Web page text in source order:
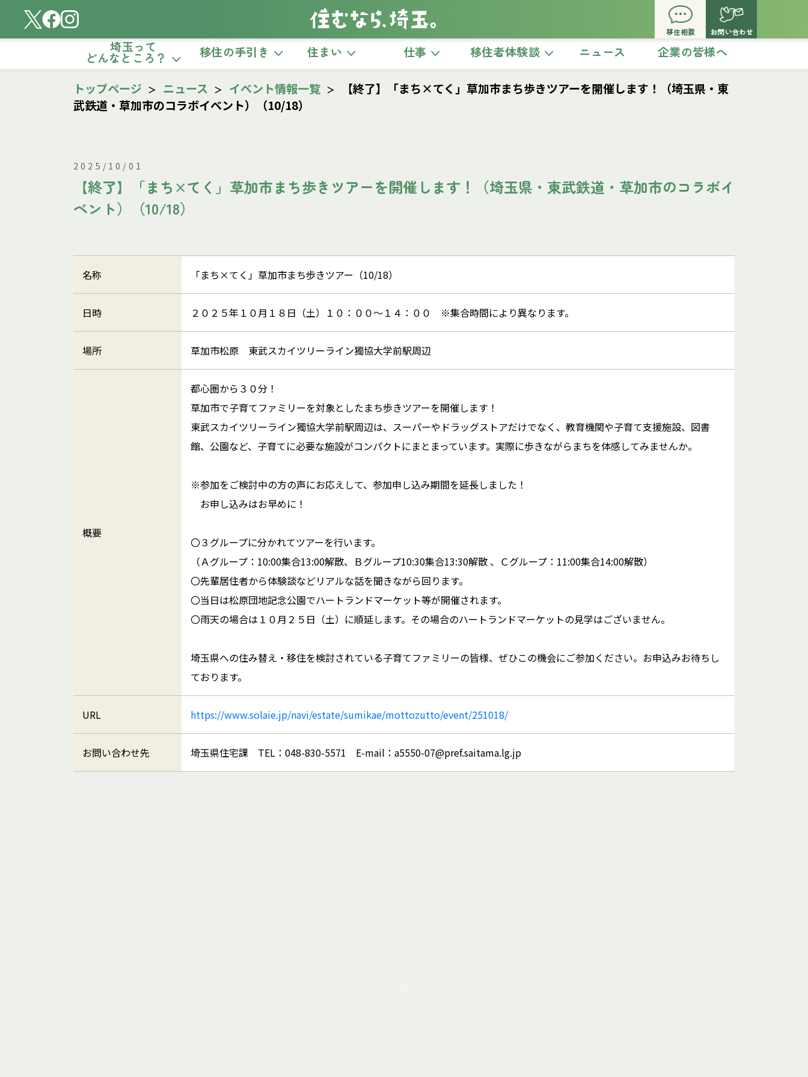
移住相談 お問い合わせ
埼玉って
どんなところ？ 移住の手引き 住まい 仕事 移住者体験談 ニュース 企業の皆様へ
トップページ ニュース イベント情報一覧
【終了】「まち×てく」草加市まち歩きツアーを開催します！（埼玉県・東
武鉄道・草加市のコラボイベント）（10/18）
2025/10/01
【終了】「まち×てく」草加市まち歩きツアーを開催します！（埼玉県・東武鉄道・草加市のコラボイ
ベント）（10/18）
名称 「まち×てく」草加市まち歩きツアー（10/18）
日時 ２０２５年１０月１８日（土）１０：００～１４：００ ※集合時間により異なります。
場所 草加市松原 東武スカイツリーライン獨協大学前駅周辺
概要
都心圏から３０分！
草加市で子育てファミリーを対象としたまち歩きツアーを開催します！
東武スカイツリーライン獨協大学前駅周辺は、スーパーやドラッグストアだけでなく、教育機関や子育て支援施設、図書
館、公園など、子育てに必要な施設がコンパクトにまとまっています。実際に歩きながらまちを体感してみませんか。
※参加をご検討中の方の声にお応えして、参加申し込み期間を延長しました！
お申し込みはお早めに！
〇３グループに分かれてツアーを行います。
（Ａグループ：10:00集合13:00解散、Ｂグループ10:30集合13:30解散 、Ｃグループ：11:00集合14:00解散）
〇先輩居住者から体験談などリアルな話を聞きながら回ります。
〇当日は松原団地記念公園でハートランドマーケット等が開催されます。
〇雨天の場合は１０月２５日（土）に順延します。その場合のハートランドマーケットの見学はございません。
埼玉県への住み替え・移住を検討されている子育てファミリーの皆様、ぜひこの機会にご参加ください。お申込みお待ちし
ております。
URL https://www.solaie.jp/navi/estate/sumikae/mottozutto/event/251018/
お問い合わせ先 埼玉県住宅課 TEL：048-830-5571 E-mail：a5550-07@pref.saitama.lg.jp